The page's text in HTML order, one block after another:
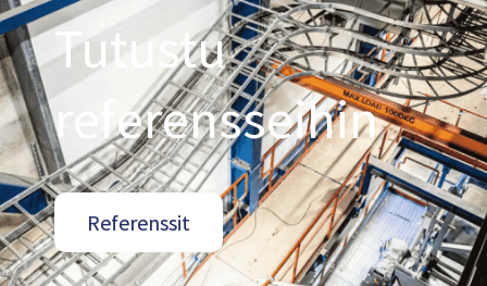
Tutustu
referensseihin
Referenssit